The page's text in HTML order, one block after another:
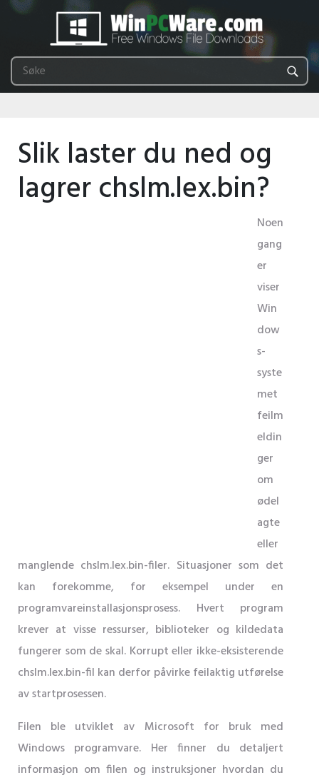
Slik laster du ned og
lagrer chslm.lex.bin?
Noen
gang
er
viser
Win
dow
s-
syste
met
feilm
eldin
ger
om
ødel
agte
eller
manglende chslm.lex.bin-filer. Situasjoner som det
kan forekomme, for eksempel under en
programvareinstallasjonsprosess. Hvert program
krever at visse ressurser, biblioteker og kildedata
fungerer som de skal. Korrupt eller ikke-eksisterende
chslm.lex.bin-fil kan derfor påvirke feilaktig utførelse
av startprosessen.
Filen ble utviklet av Microsoft for bruk med
Windows programvare. Her finner du detaljert
informasjon om filen og instruksjoner hvordan du